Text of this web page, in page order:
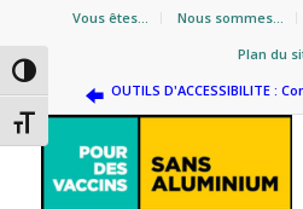
Passer en contraste élevé
Changer la taille de la police
Vous êtes… Nous sommes…
Plan du
OUTILS D'ACCESSIBILITE :